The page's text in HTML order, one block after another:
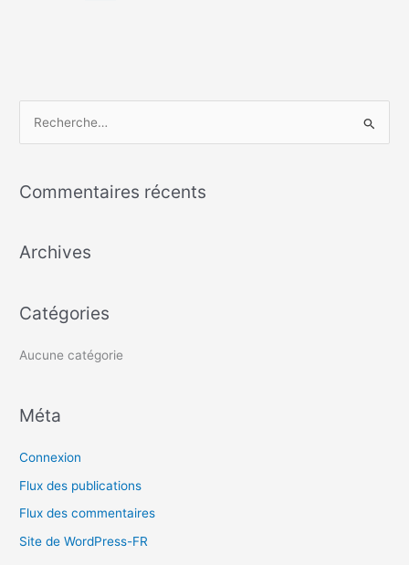
h
r
e
r
Commentaires récents
Archives
Catégories
Aucune catégorie
Méta
Connexion
Flux des publications
Flux des commentaires
Site de WordPress-FR